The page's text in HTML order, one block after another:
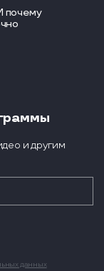
почему
и другим
данных